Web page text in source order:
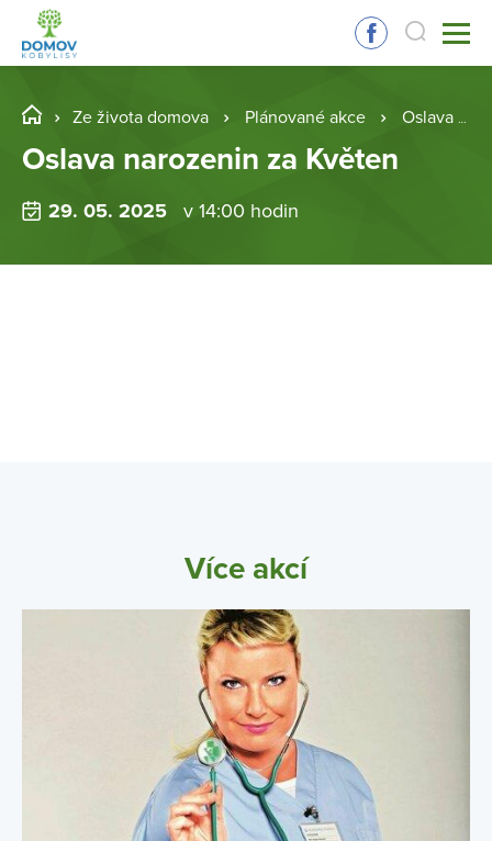
Ze života domova Plánované akce Oslava narozenin za Květen
Oslava narozenin za Květen
29. 05. 2025 v 14:00 hodin
Více akcí